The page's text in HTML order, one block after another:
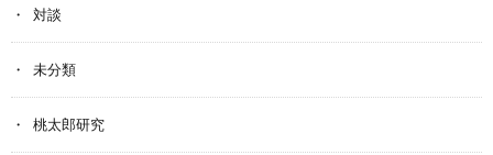
対談
未分類
桃太郎研究